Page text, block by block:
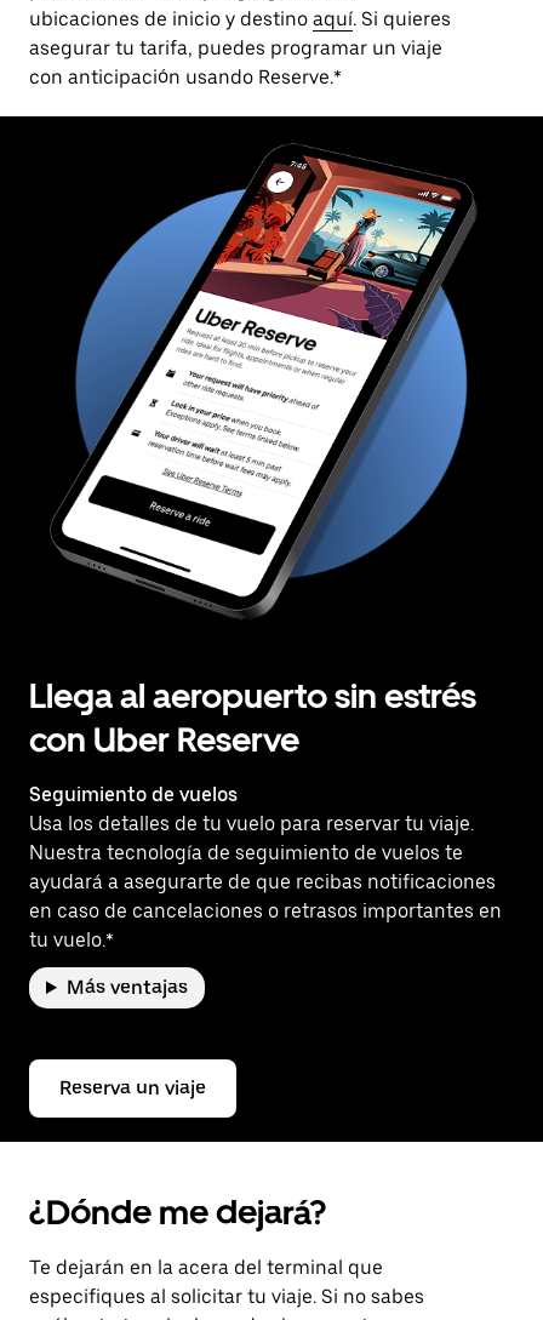
ubicaciones de inicio y destino aquí. Si quieres
asegurar tu tarifa, puedes programar un viaje
con anticipación usando Reserve.*
Llega al aeropuerto sin estrés
con Uber Reserve
Seguimiento de vuelos
Usa los detalles de tu vuelo para reservar tu viaje.
Nuestra tecnología de seguimiento de vuelos te
ayudará a asegurarte de que recibas notificaciones
en caso de cancelaciones o retrasos importantes en
tu vuelo.*
Más ventajas
Reserva un viaje
¿Dónde me dejará?
Te dejarán en la acera del terminal que
especifiques al solicitar tu viaje. Si no sabes